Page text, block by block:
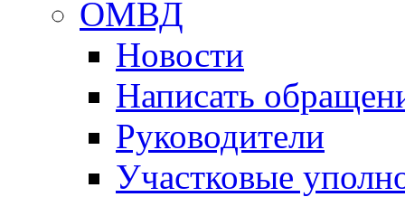
ОМВД
Новости
Написать
Руководители
Участковые